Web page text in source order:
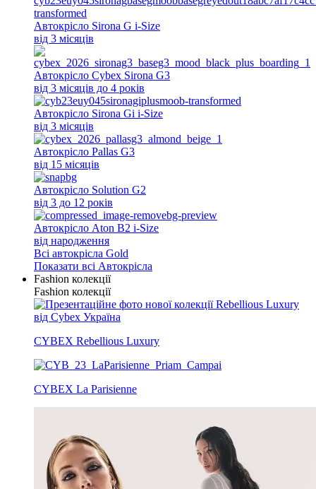
Автокрісло Sirona G i-Size
від 3 місяців
Автокрісло Cybex Sirona G3
від 3 місяців до 4 років
Автокрісло Sirona Gi i-Size
від 3 місяців
Автокрісло Pallas G3
від 15 місяців
Автокрісло Solution G2
від 3 до 12 років
Автокрісло Aton B2 i-Size
від народження
Всi автокрісла Gold
Показати всі Автокрісла
Fashion колекції
Fashion колекції
CYBEX Rebellious Luxury
CYBEX La Parisienne